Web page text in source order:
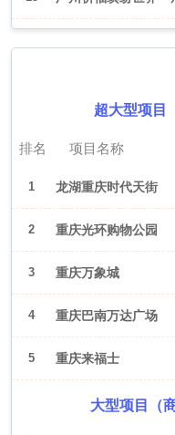
超大型项目
排名 项目名称
1 龙湖重庆时代天街
2 重庆光环购物公园
3 重庆万象城
4 重庆巴南万达广场
5 重庆来福士
大型项目（